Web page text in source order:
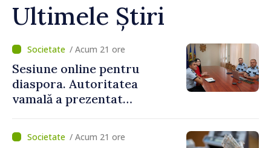
Ultimele Știri
/ Acum 21 ore
Sesiune online pentru
diaspora. Autoritatea
vamală a prezentat
revenirea în țară
/ Acum 21 ore